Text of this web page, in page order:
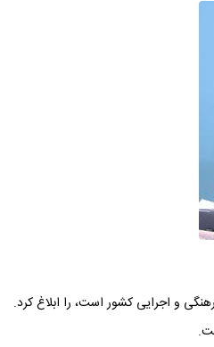
و اجرایی کشور است، را ابلاغ کرد.